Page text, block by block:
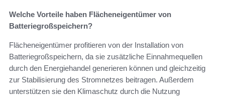
Welche Vorteile haben Flächeneigentümer von
Batteriegroßspeichern?
Flächeneigentümer profitieren von der Installation von
Batteriegroßspeichern, da sie zusätzliche Einnahmequellen
durch den Energiehandel generieren können und gleichzeitig
zur Stabilisierung des Stromnetzes beitragen. Außerdem
unterstützen sie den Klimaschutz durch die Nutzung